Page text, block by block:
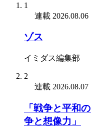
1
連載 2026.08.06
ゾス
イミダス編集部
2
連載 2026.08.07
「戦争と平和
争と想像力」